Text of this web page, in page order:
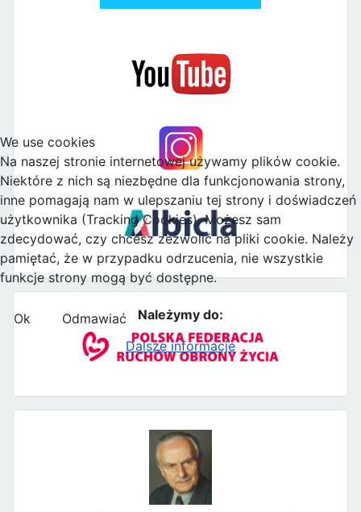
Należymy do:
We use cookies
Na naszej stronie internetowej używamy plików cookie.
Niektóre z nich są niezbędne dla funkcjonowania strony,
inne pomagają nam w ulepszaniu tej strony i doświadczeń
użytkownika (Tracking Cookies). Możesz sam
zdecydować, czy chcesz zezwolić na pliki cookie. Należy
pamiętać, że w przypadku odrzucenia, nie wszystkie
funkcje strony mogą być dostępne.
Ok
Odmawiać
Dalsze informacje